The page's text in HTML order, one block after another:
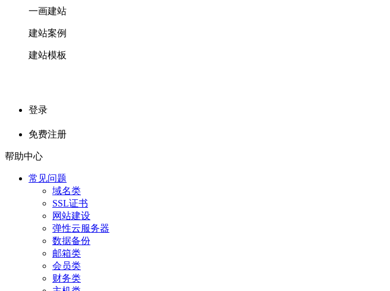
一画建站
建站案例
建站模板
登录
免费注册
帮助中心
常见问题
域名类
SSL证书
网站建设
弹性云服务器
数据备份
邮箱类
会员类
财务类